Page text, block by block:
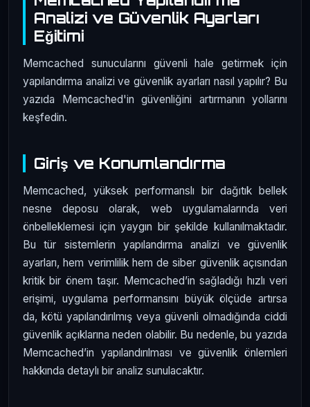
Analizi ve Güvenlik Ayarları
Eğitimi
Memcached sunucularını güvenli hale getirmek için
yapılandırma analizi ve güvenlik ayarları nasıl yapılır? Bu
yazıda Memcached'in güvenliğini artırmanın yollarını
keşfedin.
Giriş ve Konumlandırma
Memcached, yüksek performanslı bir dağıtık bellek
nesne deposu olarak, web uygulamalarında veri
önbelleklemesi için yaygın bir şekilde kullanılmaktadır.
Bu tür sistemlerin yapılandırma analizi ve güvenlik
ayarları, hem verimlilik hem de siber güvenlik açısından
kritik bir önem taşır. Memcached’in sağladığı hızlı veri
erişimi, uygulama performansını büyük ölçüde artırsa
da, kötü yapılandırılmış veya güvenli olmadığında ciddi
güvenlik açıklarına neden olabilir. Bu nedenle, bu yazıda
Memcached’in yapılandırılması ve güvenlik önlemleri
hakkında detaylı bir analiz sunulacaktır.